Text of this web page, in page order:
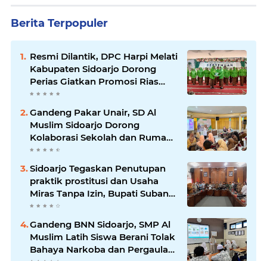
Berita Terpopuler
Resmi Dilantik, DPC Harpi Melati
Kabupaten Sidoarjo Dorong
Perias Giatkan Promosi Rias
Penganten Putri Jenggolo.
Gandeng Pakar Unair, SD Al
Muslim Sidoarjo Dorong
Kolaborasi Sekolah dan Rumah
Demi Tumbuh Kembang Anak.
Sidoarjo Tegaskan Penutupan
praktik prostitusi dan Usaha
Miras Tanpa Izin, Bupati Subandi
dan Forkopimda Siap Turun ke
Gandeng BNN Sidoarjo, SMP Al
Muslim Latih Siswa Berani Tolak
Bahaya Narkoba dan Pergaulan